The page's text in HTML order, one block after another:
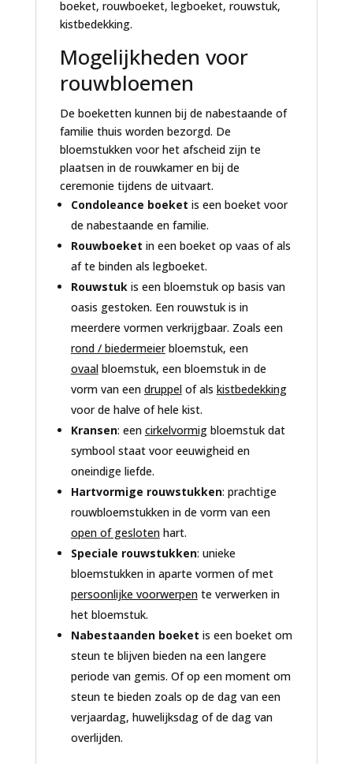
boeket, rouwboeket, legboeket, rouwstuk,
kistbedekking.
Mogelijkheden voor
rouwbloemen
De boeketten kunnen bij de nabestaande of
familie thuis worden bezorgd. De
bloemstukken voor het afscheid zijn te
plaatsen in de rouwkamer en bij de
ceremonie tijdens de uitvaart.
Condoleance boeket is een boeket voor
de nabestaande en familie.
Rouwboeket in een boeket op vaas of als
af te binden als legboeket.
Rouwstukis een bloemstuk op basis van
oasis gestoken. Een rouwstuk is in
meerdere vormen verkrijgbaar. Zoals een
rond / biedermeierbloemstuk, een
ovaalbloemstuk, een bloemstuk in de
vorm van een druppelof als kistbedekking
voor de halve of hele kist.
Kransen: een cirkelvormigbloemstuk dat
symbool staat voor eeuwigheid en
oneindige liefde.
Hartvormige rouwstukken: prachtige
rouwbloemstukken in de vorm van een
open of geslotenhart.
Speciale rouwstukken: unieke
bloemstukken in aparte vormen of met
persoonlijke voorwerpente verwerken in
het bloemstuk.
Nabestaanden boeket is een boeket om
steun te blijven bieden na een langere
periode van gemis. Of op een moment om
steun te bieden zoals op de dag van een
verjaardag, huwelijksdag of de dag van
overlijden.